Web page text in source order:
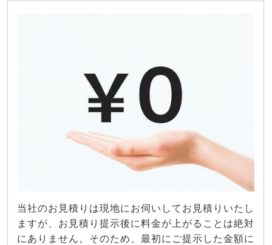
当社のお見積りは現地にお伺いしてお見積りいたし
ますが、お見積り提示後に料金が上がることは絶対
にありません。そのため、最初にご提示した金額に